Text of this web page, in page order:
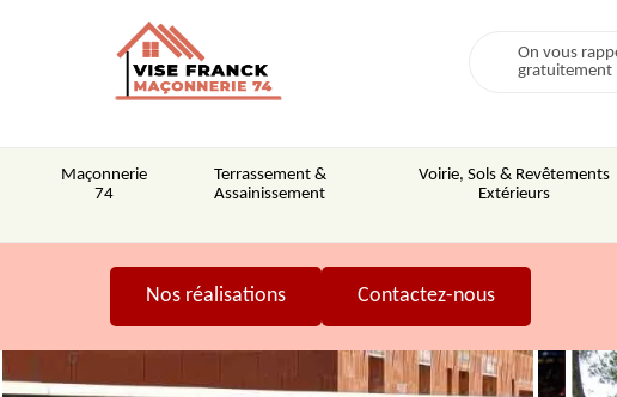
On vous
gratuitement
Maçonnerie
74
Terrassement &
Assainissement
Voirie, Sols & Revêtements
Extérieurs
Nos réalisations Contactez-nous